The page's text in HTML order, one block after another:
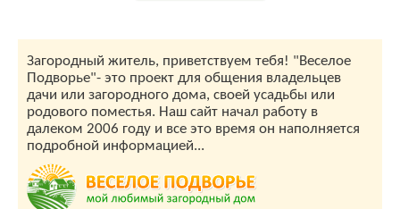
Загородный житель, приветствуем тебя! "Веселое
Подворье"- это проект для общения владельцев
дачи или загородного дома, своей усадьбы или
родового поместья. Наш сайт начал работу в
далеком 2006 году и все это время он наполняется
подробной информацией...